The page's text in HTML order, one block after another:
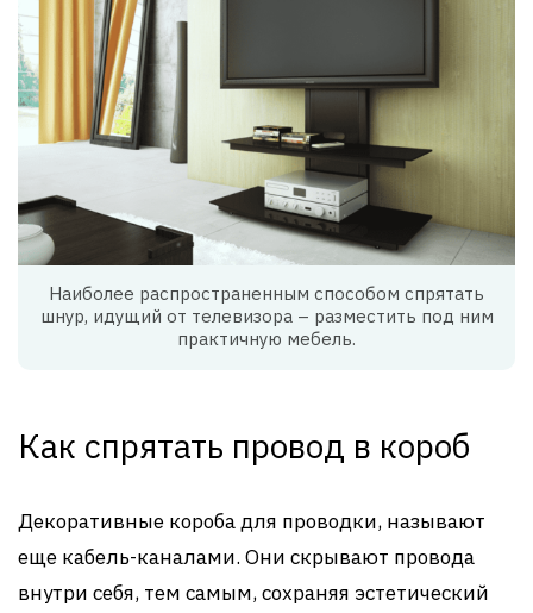
Наиболее распространенным способом спрятать
шнур, идущий от телевизора – разместить под ним
практичную мебель.
Как спрятать провод в короб
Декоративные короба для проводки, называют
еще кабель-каналами. Они скрывают провода
внутри себя, тем самым, сохраняя эстетический